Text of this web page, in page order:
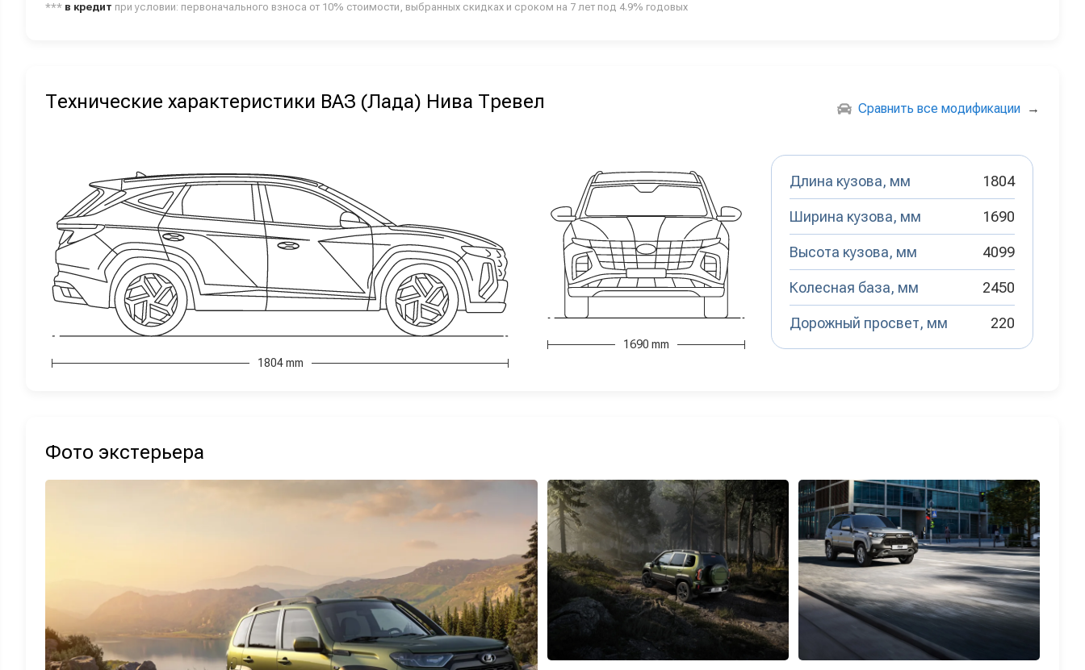
*** в кредит при условии: первоначального взноса от 10% стоимости, выбранных скидках и сроком на 7 лет под 4.9% годовых
Технические характеристики ВАЗ (Лада) Нива Тревел Сравнить все модификации →
1804 mm
1690 mm
Длина кузова, мм 1804
Ширина кузова, мм 1690
Высота кузова, мм 4099
Колесная база, мм 2450
Дорожный просвет, мм 220
Фото экстерьера